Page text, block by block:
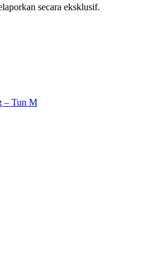
secara eksklusif.
– Tun M